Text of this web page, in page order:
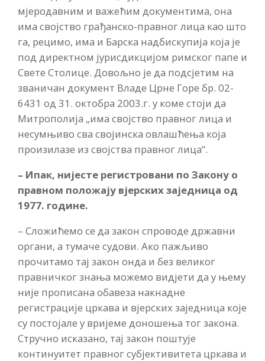
мјеродавним и важећим документима, она
има својство грађанско-правног лица као што
га, рецимо, има и Барска надбискупија која је
под директном јурисдикцијом римског папе и
Свете Столице. Довољно је да подсјетим на
званичан документ Владе Црне Горе бр. 02-
6431 од 31. октобра 2003.г. у коме стоји да
Митрополија „има својство правног лица и
несумњиво сва својинска овлашћења која
произилазе из својства правног лица“.
– Ипак, нијесте регистровани по Закону о
правном положају вјерских заједница од
1977. године.
– Сложићемо се да закон спроводе државни
органи, а тумаче судови. Ако пажљиво
прочитамо тај закон онда и без великог
правничког знања можемо видјети да у њему
није прописана обавеза накнадне
регистрације цркава и вјерских заједница које
су постојале у вријеме доношења тог закона.
Стручно исказано, тај закон поштује
континуитет правног субјективитета цркава и